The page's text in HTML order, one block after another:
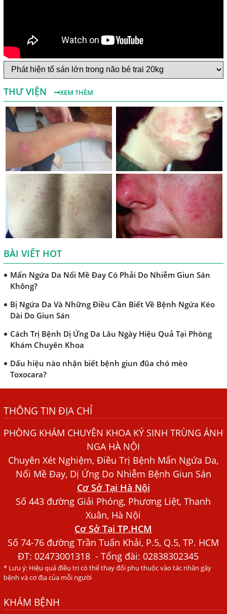
THƯ VIỆN XEM THÊM
BÀI VIẾT HOT
Một Số Điều Cần Biết Về Ký Sinh Trùng Demodex Trên Da
Người
Nguyên Nhân Và Tác Hại Của Bệnh Giun Chỉ Bạch Huyết
Chẩn Đoán Và Điều Trị Bệnh Echinococcus
Những Điều Cần Biết Về Giun Hình Ống
Chẩn Đoán Và Điều Trị Bệnh Amip Ở Não
Bệnh Sán Chó Dấu Hiệu Nhận Biết Và Thời Gian Trị Bệnh
Sán Chó
Trị Bệnh Sán Chó Có Khỏi Bệnh Ngứa Da Không?
TRIỆU CHỨNG GIUN SÁN CHÓ MÈO
Khi Trẻ Bị Dị Ứng Da Cần Làm Xét Nghiệm Gì Tìm Nguyên
Nhân Dị Ứng Da
Điều trị bệnh sán lá gan ở đâu?
Mẩn Ngứa Da Nổi Mề Đay Có Phải Do Nhiễm Giun Sán
Không?
Bị Ngứa Da Và Những Điều Cần Biết Về Bệnh Ngứa Kéo
Dài Do Giun Sán
Cách Trị Bệnh Dị Ứng Da Lâu Ngày Hiệu Quả Tại Phòng
Khám Chuyên Khoa
Dấu hiệu nào nhận biết bệnh giun đũa chó mèo
Toxocara?
Bệnh Chàm Và Những Yếu Tố Liên Quan Đến Bệnh Giun
Dấu Hiệu Ngứa Da, Dị Ứng, Nổi Mề Đay Do Nhiễm Sán
Bác sĩ Nguyễn Ngọc Ánh Phòng Khám Ánh Nga Đề Tài
Nghiên Cứu Khoa
Xét Nghiệm Giun Sán Gồm Những Loại Nào? Chi Phí Bao
Người Đàn Ông Phát Ban Mẩn Đỏ Khắp Người, Sau Ba
Tháng Mới Tìm Ra Nguyên Nhân
Đau Mắt Đỏ, Nguyên Nhân Và Cách Điều Trị
HÀ NỘI – PHÁT BAN MẨN ĐỎ KHẮP NGƯỜI, ĐI KHÁM
Ăn hải sản sống, coi chừng nhiễm giun sán
THÔNG TIN ĐỊA CHỈ
PHÒNG KHÁM CHUYÊN KHOA KÝ SINH TRÙNG ÁNH
NGA HÀ NỘI
Chuyên Xét Nghiệm, Điều Trị Bệnh Mẩn Ngứa Da,
Nổi Mề Đay, Dị Ứng Do Nhiễm Bệnh Giun Sán
Cơ Sở Tại Hà Nội
Số 443 đường Giải Phóng, Phương Liệt, Thanh
Xuân, Hà Nội
Cơ Sở Tại TP.HCM
Số 74-76 đường Trần Tuấn Khải, P.5, Q.5, TP. HCM
ĐT:02473001318 - Tổng đài: 02838302345
* Lưu ý: Hiệu quả điều trị có thể thay đổi phụ thuộc vào tác nhân gây
bệnh và cơ địa của mỗi người
KHÁM BỆNH